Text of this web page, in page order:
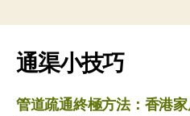
通渠小技巧
管道疏通終極方法：香港